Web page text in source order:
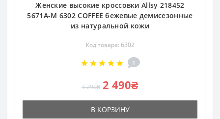
Женские высокие кроссовки Allsy 218452
5671A-M 6302 COFFEE бежевые демисезонные
из натуральной кожи
Код товара: 6302
1
3 290₴ 2 490₴
В КОРЗИНУ